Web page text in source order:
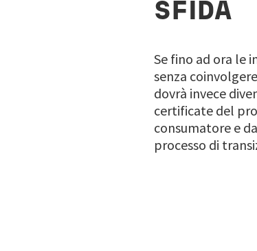
SFIDA
Se fino ad ora le
senza
dovrà invece
certificate del
consumatore e
processo di